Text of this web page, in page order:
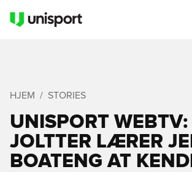
HJEM STORIES
UNISPORT WEBTV:
JOLTTER LÆRER
BOATENG AT